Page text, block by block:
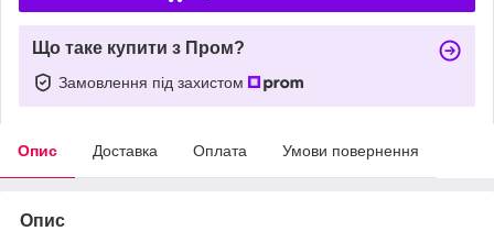
Що таке купити з Пром?
Замовлення під захистом
Опис Доставка Оплата Умови повернення
Опис